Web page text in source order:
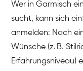
Wer in Garmisch
sucht, kann sich
anmelden: Nach
Wünsche (z. B.
Erfahrungsniveau)